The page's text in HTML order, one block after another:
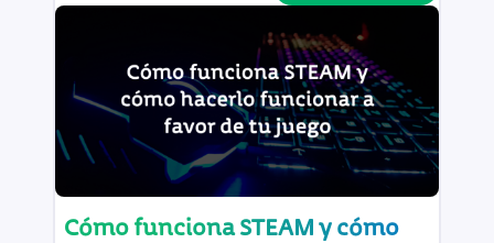
Cómo funciona STEAM y cómo